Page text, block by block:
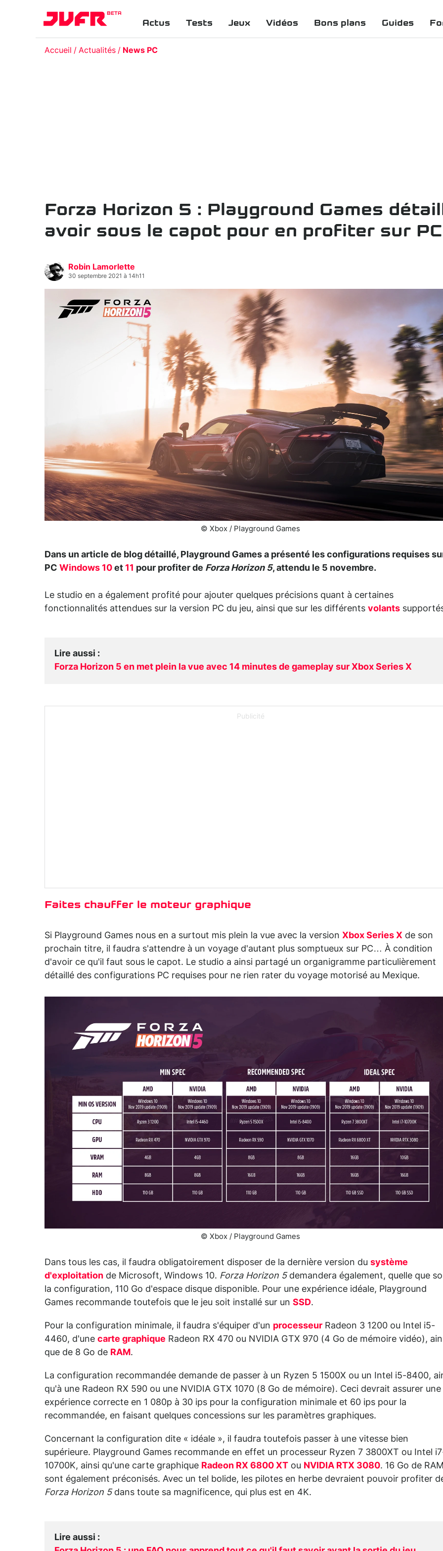
BETA
Actus Tests Jeux Vidéos Bons plans Guides
Accueil Actualités News PC
Forza Horizon 5 : Playground Games
avoir sous le capot pour en profiter sur PC
Robin Lamorlette
30 septembre 2021 à 14h11
© Xbox / Playground Games
Dans un article de blog détaillé, Playground Games a présenté les configurations requises
PC Windows 10 et 11 pour profiter de Forza Horizon 5, attendu le 5 novembre.
Le studio en a également profité pour ajouter quelques précisions quant à certaines
fonctionnalités attendues sur la version PC du jeu, ainsi que sur les différents volants
Lire aussi :
Forza Horizon 5 en met plein la vue avec 14 minutes de gameplay sur Xbox Series X
Publicité
Faites chauffer le moteur graphique
Si Playground Games nous en a surtout mis plein la vue avec la version Xbox Series X de son
prochain titre, il faudra s'attendre à un voyage d'autant plus somptueux sur PC… À condition
d'avoir ce qu'il faut sous le capot. Le studio a ainsi partagé un organigramme particulièrement
détaillé des configurations PC requises pour ne rien rater du voyage motorisé au Mexique.
© Xbox / Playground Games
Dans tous les cas, il faudra obligatoirement disposer de la dernière version du système
d'exploitation de Microsoft, Windows 10. Forza Horizon 5 demandera également, quelle que
la configuration, 110 Go d'espace disque disponible. Pour une expérience idéale, Playground
Games recommande toutefois que le jeu soit installé sur un SSD.
Pour la configuration minimale, il faudra s'équiper d'un processeur Radeon 3 1200 ou Intel i5-
4460, d'une carte graphique Radeon RX 470 ou NVIDIA GTX 970 (4 Go de mémoire vidéo),
que de 8 Go de RAM .
La configuration recommandée demande de passer à un Ryzen 5 1500X ou un Intel i5-8400,
qu'à une Radeon RX 590 ou une NVIDIA GTX 1070 (8 Go de mémoire). Ceci devrait assurer une
expérience correcte en 1 080p à 30 ips pour la configuration minimale et 60 ips pour la
recommandée, en faisant quelques concessions sur les paramètres graphiques.
Concernant la configuration dite « idéale », il faudra toutefois passer à une vitesse bien
supérieure. Playground Games recommande en effet un processeur Ryzen 7 3800XT ou Intel
10700K, ainsi qu'une carte graphique Radeon RX 6800 XT ou NVIDIA RTX 3080. 16 Go de
sont également préconisés. Avec un tel bolide, les pilotes en herbe devraient pouvoir profiter
Forza Horizon 5 dans toute sa magnificence, qui plus est en 4K.
Lire aussi :